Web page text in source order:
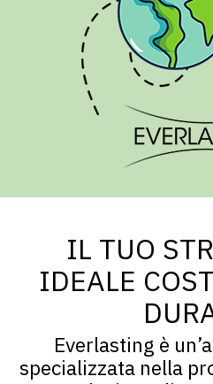
IL TUO
IDEALE
Everlasting è
specializzata nella